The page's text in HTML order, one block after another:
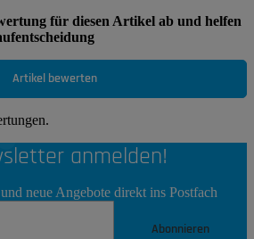
für diesen Artikel ab und helfen
Artikel bewerten
anmelden!
neue Angebote direkt ins Postfach
Abonnieren